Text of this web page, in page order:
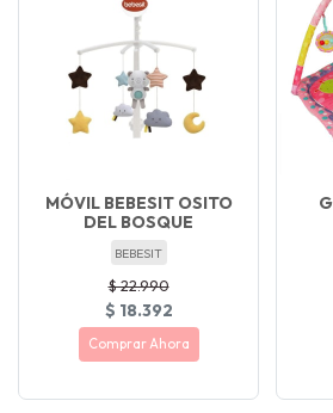
MÓVIL BEBESIT OSITO
DEL BOSQUE
BEBESIT
$ 22.990
$ 18.392
Comprar Ahora